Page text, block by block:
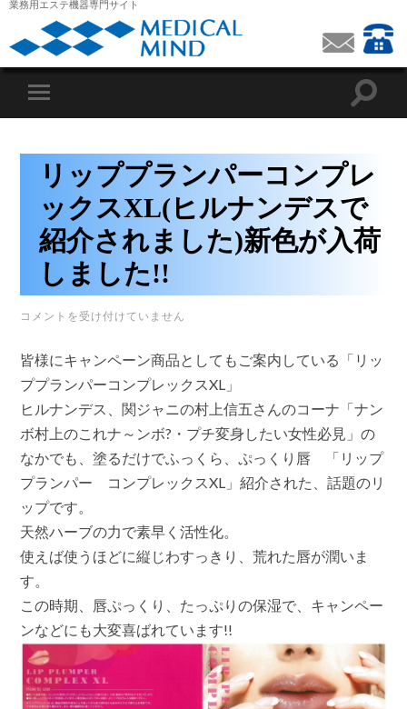
業務用エステ機器専門サイト
リッププランパーコンプレ
ックスXL(ヒルナンデスで
紹介されました)新色が入荷
しました!!
リ
プ
ン
パ
コ
ン
プ
レ
ク
ス
ル
ナ
ン
デ
ス
で
紹
介
さ
れ
コメントを受け付けていません
皆様にキャンペーン商品としてもご案内している「リッ
ププランパーコンプレックスXL」
ヒルナンデス、関ジャニの村上信五さんのコーナ「ナン
ボ村上のこれナ～ンボ?・プチ変身したい女性必見」の
なかでも、塗るだけでふっくら、ぷっくり唇 「リップ
プランパー コンプレックスXL」紹介された、話題のリ
ップです。
天然ハーブの力で素早く活性化。
使えば使うほどに縦じわすっきり、荒れた唇が潤いま
す。
この時期、唇ぷっくり、たっぷりの保湿で、キャンペー
ンなどにも大変喜ばれています!!